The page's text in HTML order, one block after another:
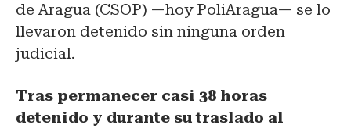
de Aragua (CSOP) —hoy PoliAragua— se lo
llevaron detenido sin ninguna orden
judicial.
Tras permanecer casi 38 horas
detenido y durante su traslado al